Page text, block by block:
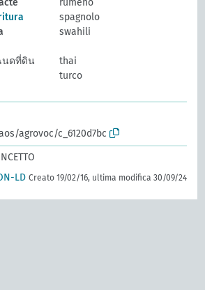
spagnolo
swahili
นดที่ดิน
thai
turco
agrovoc/c_6120d7bc
LD Creato 19/02/16, ultima modifica 30/09/24